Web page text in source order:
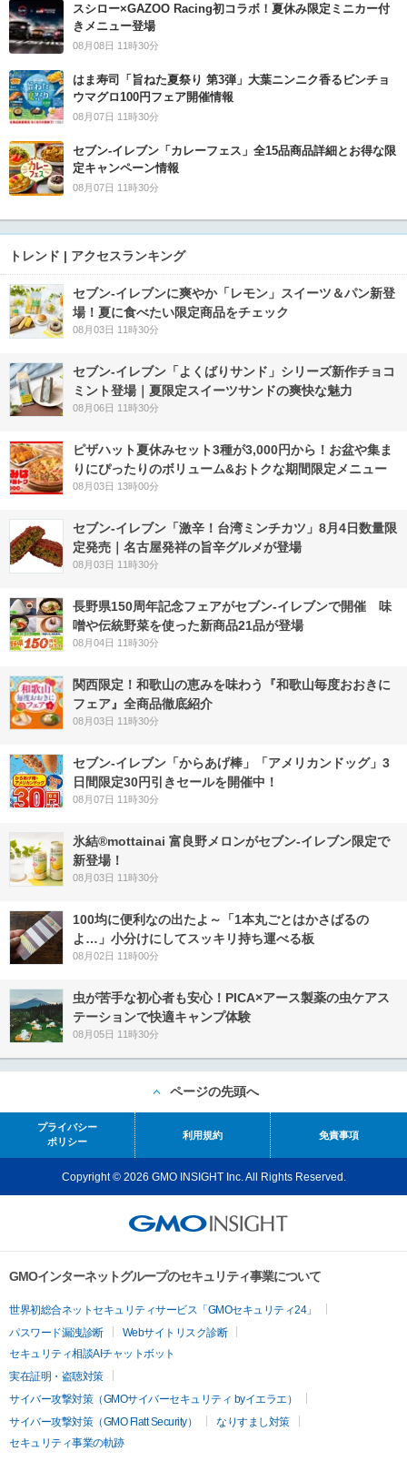
スシロー×GAZOO Racing初コラボ！夏休み限定ミニカー付
きメニュー登場
08月08日 11時30分
はま寿司「旨ねた夏祭り 第3弾」大葉ニンニク香るビンチョ
ウマグロ100円フェア開催情報
08月07日 11時30分
セブン‐イレブン「カレーフェス」全15品商品詳細とお得な限
定キャンペーン情報
08月07日 11時30分
トレンド | アクセスランキング
セブン‐イレブンに爽やか「レモン」スイーツ＆パン新登
場！夏に食べたい限定商品をチェック
08月03日 11時30分
セブン‐イレブン「よくばりサンド」シリーズ新作チョコ
ミント登場｜夏限定スイーツサンドの爽快な魅力
08月06日 11時30分
ピザハット夏休みセット3種が3,000円から！お盆や集ま
りにぴったりのボリューム&おトクな期間限定メニュー
08月03日 13時00分
セブン-イレブン「激辛！台湾ミンチカツ」8月4日数量限
定発売｜名古屋発祥の旨辛グルメが登場
08月03日 11時30分
長野県150周年記念フェアがセブン-イレブンで開催 味
噌や伝統野菜を使った新商品21品が登場
08月04日 11時30分
関西限定！和歌山の恵みを味わう『和歌山毎度おおきに
フェア』全商品徹底紹介
08月03日 11時30分
セブン‐イレブン「からあげ棒」「アメリカンドッグ」3
日間限定30円引きセールを開催中！
08月07日 11時30分
氷結®mottainai 富良野メロンがセブン‐イレブン限定で
新登場！
08月03日 11時30分
100均に便利なの出たよ～「1本丸ごとはかさばるの
よ…」小分けにしてスッキリ持ち運べる板
08月02日 11時00分
虫が苦手な初心者も安心！PICA×アース製薬の虫ケアス
テーションで快適キャンプ体験
08月05日 11時30分
ページの先頭へ
プライバシー
ポリシー
利用規約 免責事項
Copyright © 2026 GMO INSIGHT Inc. All Rights Reserved.
GMOインターネットグループのセキュリティ事業について
世界初総合ネットセキュリティサービス「GMOセキュリティ24」
パスワード漏洩診断
Webサイトリスク診断
セキュリティ相談AIチャットボット
実在証明・盗聴対策
サイバー攻撃対策（GMOサイバーセキュリティ byイエラエ）
サイバー攻撃対策（GMO Flatt Security）
なりすまし対策
セキュリティ事業の軌跡